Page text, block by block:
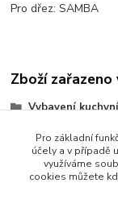
Pro dřez: SAMBA
Zboží
Vybavení kuchyní
Doplňky
Pro základní
účely a v případě
využíváme
cookies můžete